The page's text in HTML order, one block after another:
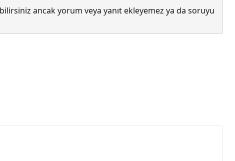
ancak yorum veya yanıt ekleyemez ya da soruyu